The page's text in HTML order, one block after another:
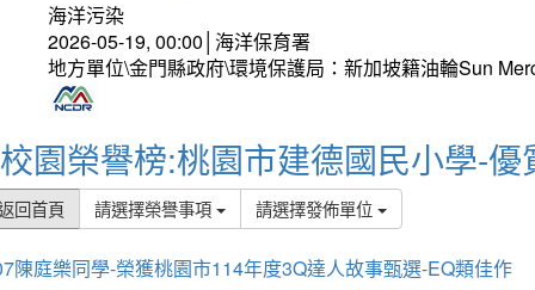
海洋污染
2026-05-19, 00:00│海洋保育署
地方單位\金門縣政府\環境保護局：新加坡籍油輪Sun
校園榮譽榜:桃園市建德國民小學-優
回首頁 請選擇榮譽事項 請選擇發佈單位
陳庭樂同學-榮獲桃園市114年度3Q達人故事甄選-EQ類佳作